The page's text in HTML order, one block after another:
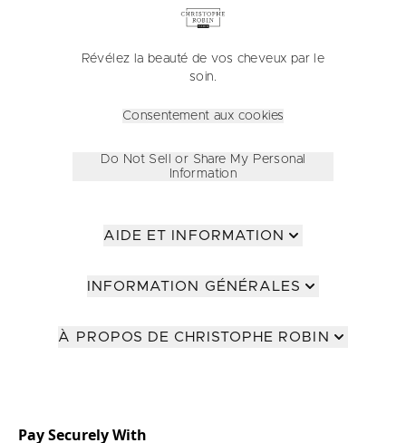
Révélez la beauté de vos cheveux par le
soin.
Consentement aux cookies
Do Not Sell or Share My Personal
Information
AIDE ET INFORMATION
INFORMATION GÉNÉRALES
À PROPOS DE CHRISTOPHE ROBIN
Pay Securely With